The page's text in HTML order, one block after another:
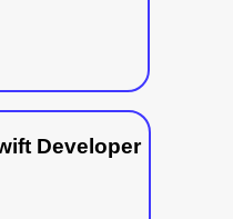
Developer
направление